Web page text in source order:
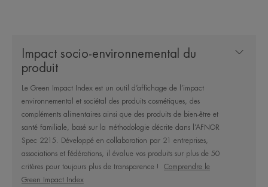
antioxydant, pour une protection des cellules des
radicaux libres.
- D'Eau thermale d'Avène reconnue pour ses
propriétés apaisantes, anti-irritantes et
adoucissantes.
Son système OPEN / STOP offre plus de praticité
et de respect de l'environnement : OPEN - tournez
et l'embout apparaît, STOP : tournez et l'embout
Impact socio-environnemental du
produit
Le Green Impact Index est un outil d’affichage de l’impact
environnemental et sociétal des produits cosmétiques, des
compléments alimentaires ainsi que des produits de bien-être et
santé familiale, basé sur la méthodologie décrite dans l’AFNOR
Spec 2215. Développé en collaboration par 21 entreprises,
associations et fédérations, il évalue vos produits sur plus de 50
critères pour toujours plus de transparence !
Comprendre le
Green Impact Index